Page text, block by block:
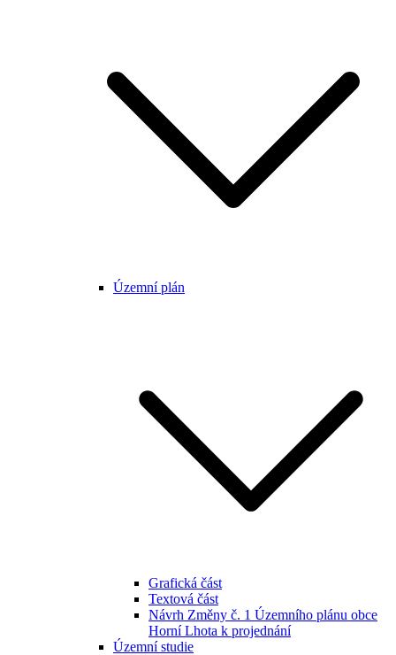
Územní plán
Grafická část
Textová část
Návrh Změny č. 1 Územního plánu obce
Horní Lhota k projednání
Územní studie